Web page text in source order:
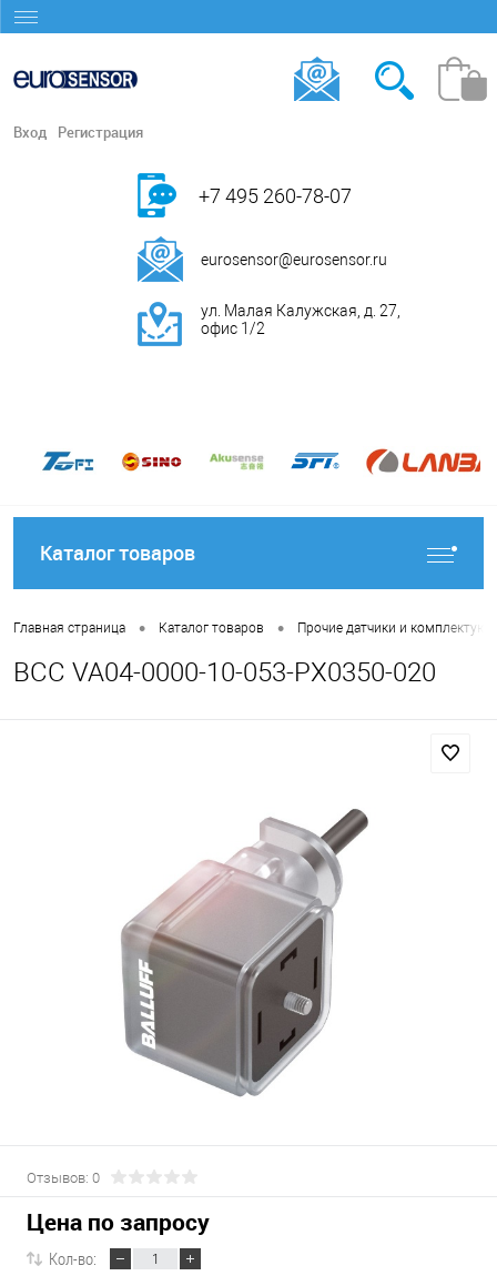
Вход Регистрация
+7 495 260-78-07
eurosensor@eurosensor.ru
ул. Малая Калужская, д. 27,
офис 1/2
Каталог товаров
Главная страница • Каталог товаров • Прочие датчики и
BCC VA04-0000-10-053-PX0350-020
Отзывов: 0
Цена по запросу
Кол-во: